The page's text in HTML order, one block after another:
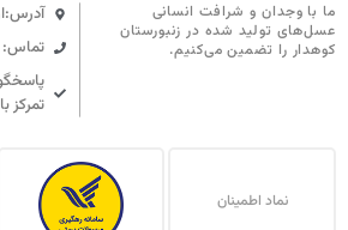
تماس: 04591010712
تمرکز
ما با وجدان و شرافت انسانی
عسل‌های تولید شده در زنبورستان
کوهدار را تضمین می‌کنیم.
نماد اطمینان